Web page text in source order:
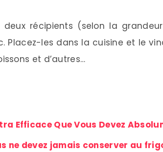
récipients (selon la
Placez-les dans la cuisine et le
et d’autres…
Efficace Que Vous Devez
ne devez jamais conserver au